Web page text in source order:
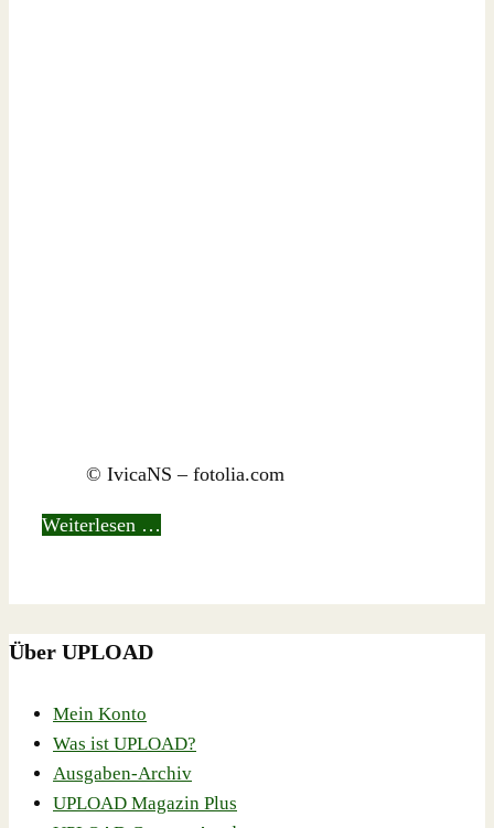
© IvicaNS – fotolia.com
Weiterlesen …
Über UPLOAD
Mein Konto
Was ist UPLOAD?
Ausgaben-Archiv
UPLOAD Magazin Plus